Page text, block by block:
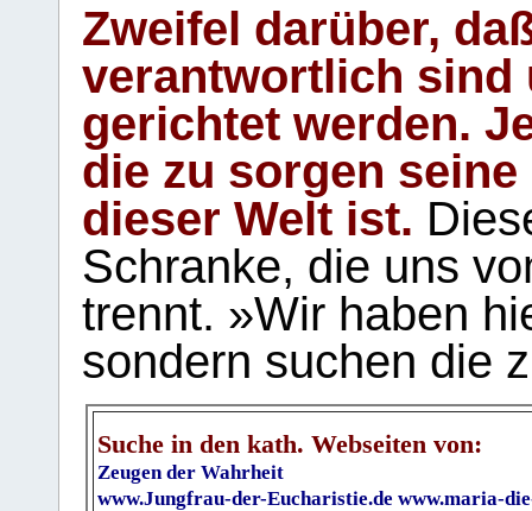
Zweifel darüber,
verantwortlich sind
gerichtet werden.
die zu sorgen
dieser Welt ist.
Schranke, die uns
trennt. »Wir haben
sondern suchen die
Suche in den kath. Webseiten von:
Zeugen der Wahrheit
www.Jungfrau-der-Eucharistie.de www.maria-